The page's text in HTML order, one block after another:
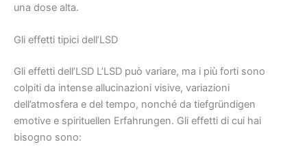
una dose alta.
Gli effetti tipici dell’LSD
Gli effetti dell’LSD L’LSD può variare, ma i più forti sono
colpiti da intense allucinazioni visive, variazioni
dell’atmosfera e del tempo, nonché da tiefgründigen
emotive e spirituellen Erfahrungen. Gli effetti di cui hai
bisogno sono: